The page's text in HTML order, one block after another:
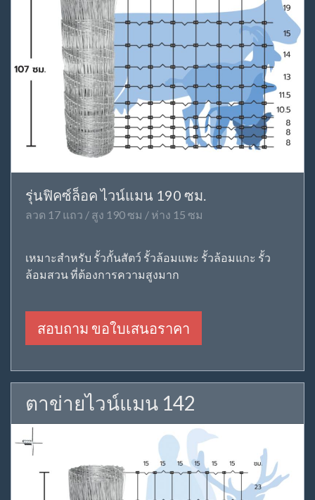
รุ่นฟิคซ์ล็อค ไวน์แมน 190 ซม.
ลวด 17 แถว / สูง 190 ซม / ห่าง 15 ซม
เหมาะสำหรับ รั้วกั้นสัตว์ รั้วล้อมแพะ รั้วล้อมแกะ รั้ว
ล้อมสวน ที่ต้องการความสูงมาก
สอบถาม ขอใบเสนอราคา
ตาข่ายไวน์แมน 142